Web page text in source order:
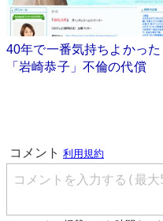
40年で一番気持ちよかった
「岩崎恭子」不倫の代償